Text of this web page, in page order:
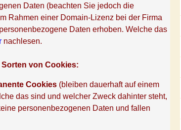
Daten (beachten Sie jedoch die
Rahmen einer Domain-Lizenz bei der Firma
Daten erhoben. Welche das
nachlesen.
von Cookies:
Cookies (bleiben dauerhaft auf einem
das sind und welcher Zweck dahinter steht,
personenbezogenen Daten und fallen